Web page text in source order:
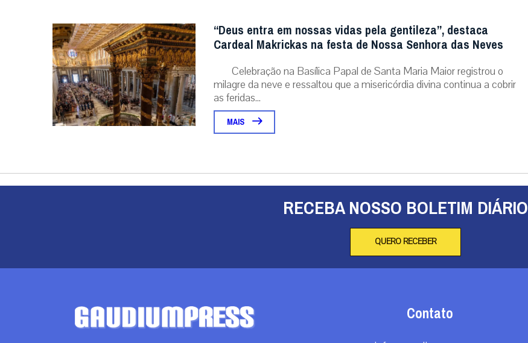
“Deus entra em nossas vidas pela gentileza”, destaca
Cardeal Makrickas na festa de Nossa Senhora das Neves
Celebração na Basílica Papal de Santa Maria Maior registrou o
milagre da neve e ressaltou que a misericórdia divina continua a cobrir
as feridas...
MAIS
RECEBA NOSSO BOLETIM DIÁRIO
QUERO RECEBER
Contato